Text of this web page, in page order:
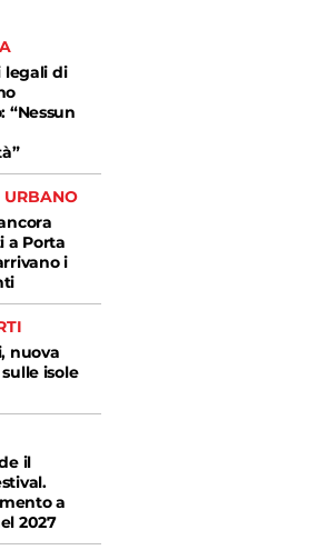
legali di
“Nessun
URBANO
a Porta
i
nuova
isole
il
a
2027